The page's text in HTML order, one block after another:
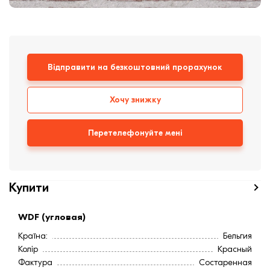
Будівельні суміші
Відправити на безкоштовний прорахунок
Хочу знижку
Перетелефонуйте мені
Купити
WDF (угловая)
Країна:
Бельгия
Колір
Красный
Фактура
Состаренная